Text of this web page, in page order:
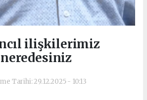
ilişkilerimiz
neredesiniz
Tarihi: 29.12.2025 - 10:13